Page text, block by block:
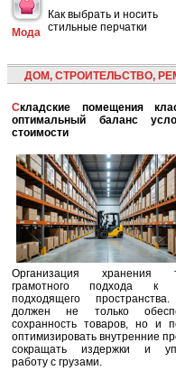
Мода
Как выбрать и носить
стильные перчатки
ДОМ, СТРОИТЕЛЬСТВО,
Складские помещения класса B:
оптимальный баланс
стоимости
Организация хранения
грамотного подхода к
подходящего
должен не только
сохранность товаров, но и
оптимизировать внутренние
сокращать издержки и
работу с грузами.